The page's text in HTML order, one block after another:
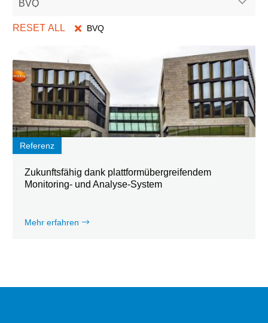
BVQ
Referenz
Zukunftsfähig dank plattformübergreifendem
Monitoring- und Analyse-System
Mehr erfahren